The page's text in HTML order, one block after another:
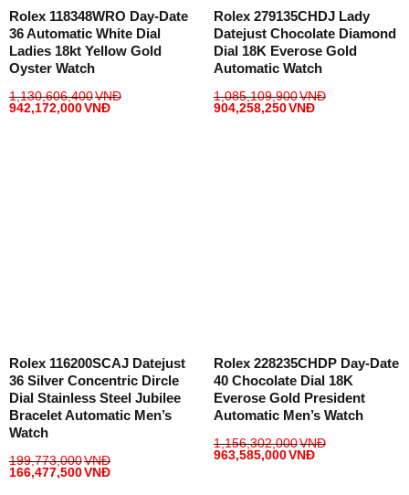
Rolex 118348WRO Day-Date
36 Automatic White Dial
Ladies 18kt Yellow Gold
Oyster Watch
1,130,606,400VNĐ
942,172,000VNĐ
Rolex 279135CHDJ Lady
Datejust Chocolate Diamond
Dial 18K Everose Gold
Automatic Watch
1,085,109,900VNĐ
904,258,250VNĐ
Rolex 116200SCAJ Datejust
36 Silver Concentric Dircle
Dial Stainless Steel Jubilee
Bracelet Automatic Men’s
Watch
199,773,000VNĐ
166,477,500VNĐ
Rolex 228235CHDP Day-Date
40 Chocolate Dial 18K
Everose Gold President
Automatic Men’s Watch
1,156,302,000VNĐ
963,585,000VNĐ